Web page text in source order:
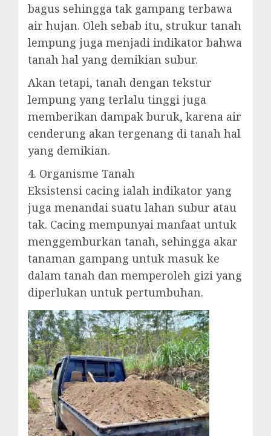
bagus sehingga tak gampang terbawa
air hujan. Oleh sebab itu, strukur tanah
lempung juga menjadi indikator bahwa
tanah hal yang demikian subur.
Akan tetapi, tanah dengan tekstur
lempung yang terlalu tinggi juga
memberikan dampak buruk, karena air
cenderung akan tergenang di tanah hal
yang demikian.
4. Organisme Tanah
Eksistensi cacing ialah indikator yang
juga menandai suatu lahan subur atau
tak. Cacing mempunyai manfaat untuk
menggemburkan tanah, sehingga akar
tanaman gampang untuk masuk ke
dalam tanah dan memperoleh gizi yang
diperlukan untuk pertumbuhan.